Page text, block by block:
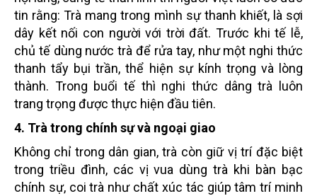
tin rằng: Trà mang trong mình sự thanh khiết, là sợi
dây kết nối con người với trời đất. Trước khi tế lễ,
chủ tế dùng nước trà để rửa tay, như một nghi thức
thanh tẩy bụi trần, thể hiện sự kính trọng và lòng
thành. Trong buổi tế thì nghi thức dâng trà luôn
trang trọng được thực hiện đầu tiên.
4. Trà trong chính sự và ngoại giao
Không chỉ trong dân gian, trà còn giữ vị trí đặc biệt
trong triều đình, các vị vua dùng trà khi bàn bạc
chính sự, coi trà như chất xúc tác giúp tâm trí minh